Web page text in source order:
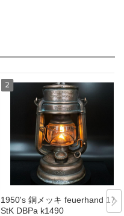
1950's 銅メッキ feuerhand 176
StK DBPa k1490